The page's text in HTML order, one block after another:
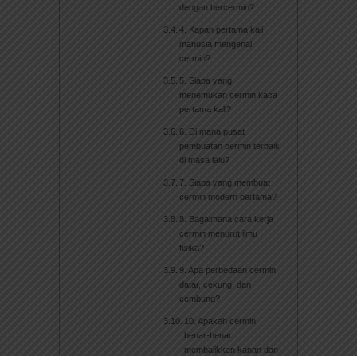
dengan bercermin?
4. Kapan pertama kali
manusia mengenal
cermin?
5. Siapa yang
menemukan cermin kaca
pertama kali?
6. Di mana pusat
pembuatan cermin terbaik
di masa lalu?
7. Siapa yang membuat
cermin modern pertama?
8. Bagaimana cara kerja
cermin menurut ilmu
fisika?
9. Apa perbedaan cermin
datar, cekung, dan
cembung?
10. Apakah cermin
benar-benar
membalikkan kanan dan